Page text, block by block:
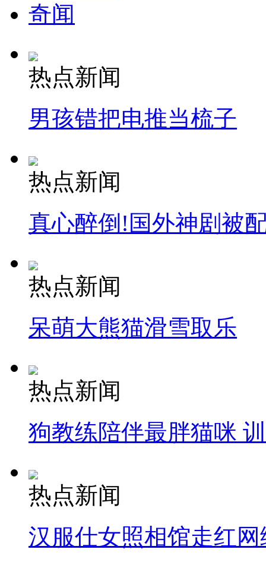
司机酒驾遇交警 急速倒车逃窜
奇闻
热点新闻
男孩错把电推当梳子
热点新闻
真心醉倒!国外神剧被
热点新闻
呆萌大熊猫滑雪取乐
热点新闻
狗教练陪伴最胖猫咪
热点新闻
汉服仕女照相馆走红网